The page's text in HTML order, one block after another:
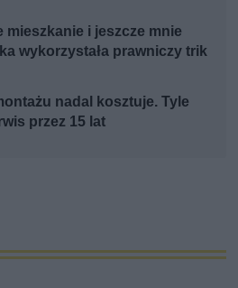
mieszkanie i jeszcze mnie
wykorzystała prawniczy trik
nadal kosztuje. Tyle
przez 15 lat